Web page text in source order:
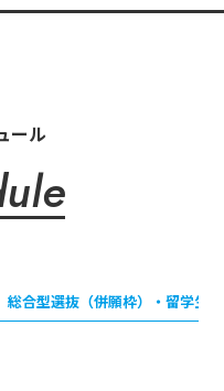
ール
総合型選抜（併願枠）・留学生